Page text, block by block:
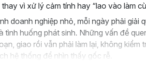
vì xử lý cảm tính hay “lao vào làm
doanh nghiệp nhỏ, mỗi ngày phải giải
huống phát sinh. Những vấn đề
giao rồi vẫn phải làm lại, không kiểm
hệ thống để nhìn thấy gốc rễ.